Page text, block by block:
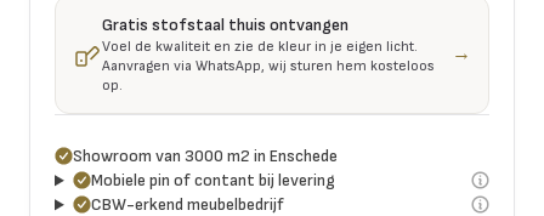
Gratis stofstaal thuis ontvangen
Voel de kwaliteit en zie de kleur in je eigen licht.
Aanvragen via WhatsApp, wij sturen hem kosteloos
op.
→
Showroom van 3000 m2 in Enschede
Mobiele pin of contant bij levering
CBW-erkend meubelbedrijf